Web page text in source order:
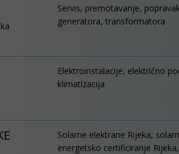
Servis, premotavanje,
generatora, transformatora
Elektroinstalacije, električno
klimatizacija
Solarne elektrane Rijeka,
energetsko certificiranje